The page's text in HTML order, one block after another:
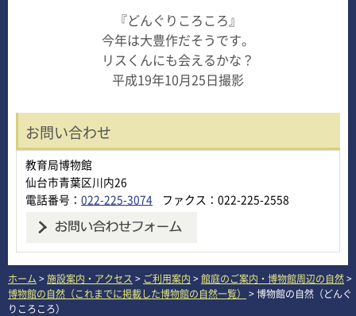
『どんぐりころころ』
今年は大豊作だそうです。
リスくんにも会えるかな？
平成19年10月25日撮影
お問い合わせ
教育局博物館
仙台市青葉区川内26
電話番号： 022-225-3074 ファクス：022-225-2558
ホーム >施設案内・アクセス > ご利用案内 >館庭のご案内・博物館周辺の自然>
博物館の自然（これまでに掲載した博物館の自然一覧）
> 博物館の自然（どんぐ
りころころ）